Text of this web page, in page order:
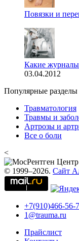
Повязки и
Какие журналы
03.04.2012
Популярные разделы
Травматология
Травмы и
Артрозы и
Все о боли
<
© 1999–2026. Сайт
+7(910)466-56-
1@trauma.ru
Прайслист